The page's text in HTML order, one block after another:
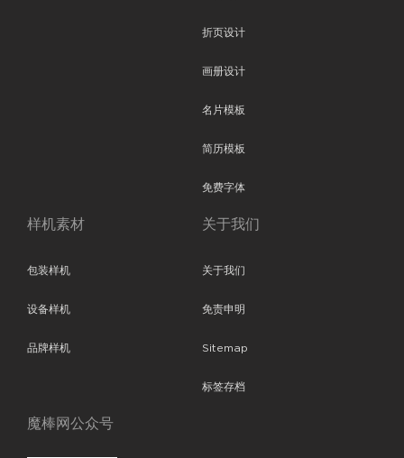
折页设计
画册设计
名片模板
简历模板
免费字体
样机素材
包装样机
设备样机
品牌样机
关于我们
关于我们
免责申明
Sitemap
标签存档
魔棒网公众号